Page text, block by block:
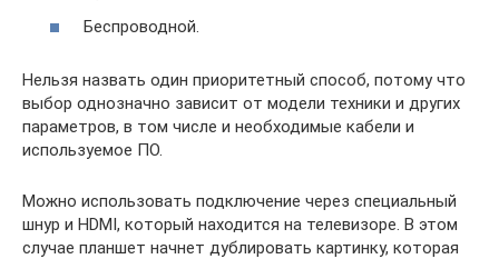
Беспроводной.
Нельзя назвать один приоритетный способ, потому что
выбор однозначно зависит от модели техники и других
параметров, в том числе и необходимые кабели и
используемое ПО.
Можно использовать подключение через специальный
шнур и HDMI, который находится на телевизоре. В этом
случае планшет начнет дублировать картинку, которая